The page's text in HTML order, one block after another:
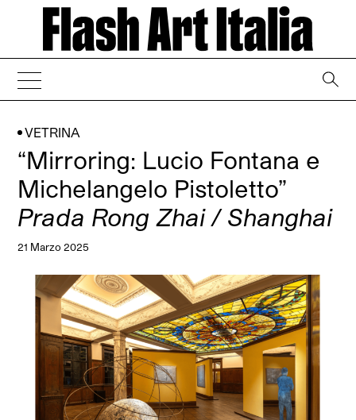
VETRINA
“Mirroring: Lucio Fontana e
Michelangelo Pistoletto”
Prada Rong Zhai / Shanghai
21 Marzo 2025